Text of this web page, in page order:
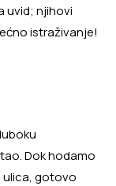
uvid; njihovi
istraživanje!
Dok hodamo
ulica, gotovo